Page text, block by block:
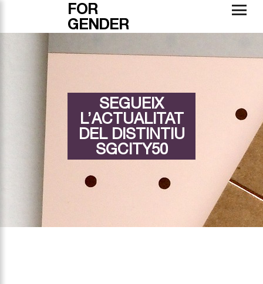
FOR
GENDER
SEGUEIX
L’ACTUALITAT
DEL DISTINTIU
SGCITY50